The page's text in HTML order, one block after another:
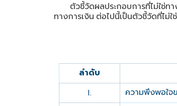
ตัวชี้วัดผลประกอบการที่ไม่ใช่ท
ทางการเงิน ต่อไปนี้เป็นตัวชี้วัดที่ไม่
ลำดับ
1. ความพึงพอใจ